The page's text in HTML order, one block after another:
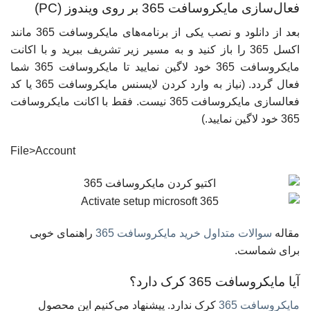
فعال‌سازی مایکروسافت 365 بر روی ویندوز (PC)
بعد از دانلود و نصب یکی از برنامه‌های مایکروسافت 365 مانند
اکسل 365 را باز کنید و به مسیر زیر تشریف ببرید و با اکانت
مایکروسافت 365 خود لاگین نمایید تا مایکروسافت 365 شما
فعال گردد. (نیاز به وارد کردن لایسنس مایکروسافت 365 یا کد
فعالسازی مایکروسافت 365 نیست. فقط با اکانت مایکروسافت
365 خود لاگین نمایید.)
File>Account
مقاله سوالات متداول خرید مایکروسافت 365
راهنمای خوبی
برای شماست.
آیا مایکروسافت 365 کرک دارد؟
مایکروسافت 365 کرک ندارد. پیشنهاد می‌کنیم این محصول